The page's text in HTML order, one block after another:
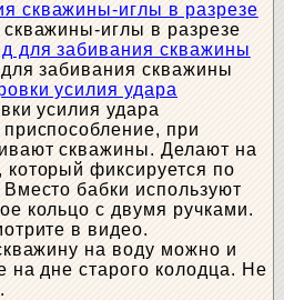
иглы в разрезе
забивания скважины
усилия удара
при
скважины. Делают на
фиксируется по
бабки используют
кольцо с двумя ручками.
в видео.
на воду можно и
на дне старого колодца. Не